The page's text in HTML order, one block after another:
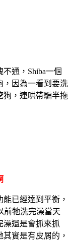
通，Shiba一個
，因為一看到要洗
狗，連哄帶騙半拖
已經達到平衡，
前牠洗完澡當天
澡還是會抓來抓
實是有皮屑的，